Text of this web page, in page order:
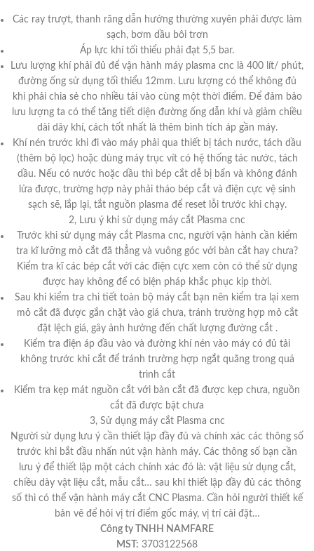
Các ray trượt, thanh răng dẫn hướng thường xuyên phải được làm
sạch, bơm dầu bôi trơn
Áp lực khí tối thiểu phải đạt 5,5 bar.
Lưu lượng khí phải đủ để vận hành máy plasma cnc là 400 lít/ phút,
đường ống sử dụng tối thiểu 12mm. Lưu lượng có thể không đủ
khi phải chia sẻ cho nhiều tải vào cùng một thời điểm. Để đảm bảo
lưu lượng ta có thể tăng tiết diện đường ống dẫn khí và giảm chiều
dài dây khí, cách tốt nhất là thêm bình tích áp gần máy.
Khí nén trước khi đi vào máy phải qua thiết bị tách nước, tách dầu
(thêm bộ lọc) hoặc dùng máy trục vít có hệ thống tác nước, tách
dầu. Nếu có nước hoặc dầu thì bép cắt dễ bị bẩn và không đánh
lửa được, trường hợp này phải tháo bép cắt và điện cực vệ sinh
sạch sẽ, lắp lại, tắt nguồn plasma để reset lỗi trước khi chạy.
2, Lưu ý khi sử dụng máy cắt Plasma cnc
Trước khi sử dụng máy cắt Plasma cnc, người vận hành cần kiểm
tra kĩ lưỡng mỏ cắt đã thẳng và vuông góc với bàn cắt hay chưa?
Kiểm tra kĩ các bép cắt với các điện cực xem còn có thể sử dụng
được hay không để có biện pháp khắc phục kịp thời.
Sau khi kiểm tra chi tiết toàn bộ máy cắt bạn nên kiểm tra lại xem
mỏ cắt đã được gắn chặt vào giá chưa, tránh trường hợp mỏ cắt
đặt lệch giá, gây ảnh hưởng đến chất lượng đường cắt .
Kiểm tra điện áp đầu vào và đường khí nén vào máy có đủ tải
không trước khi cắt để tránh trường hợp ngắt quãng trong quá
trình cắt
Kiểm tra kẹp mát nguồn cắt với bàn cắt đã được kẹp chưa, nguồn
cắt đã được bật chưa
3, Sử dụng máy cắt Plasma cnc
Người sử dụng lưu ý cần thiết lập đầy đủ và chính xác các thông số
trước khi bắt đầu nhấn nút vận hành máy. Các thông số bạn cần
lưu ý để thiết lập một cách chính xác đó là: vật liệu sử dụng cắt,
chiều dày vật liệu cắt, mẫu cắt… sau khi thiết lập đầy đủ các thông
số thì có thể vận hành máy cắt CNC Plasma. Cần hỏi người thiết kế
bản vẽ để hỏi vị trí điểm gốc máy, vị trí cài đặt…
Công ty TNHH NAMFARE
MST: 3703122568